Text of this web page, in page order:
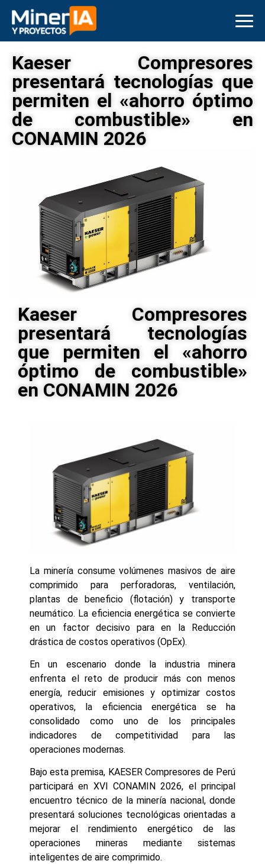
Kaeser Compresores
presentará tecnologías que
permiten el «ahorro óptimo
de combustible» en
CONAMIN 2026
Kaeser Compresores
presentará tecnologías
que permiten el «ahorro
óptimo de combustible»
en CONAMIN 2026
La minería consume volúmenes masivos de aire
comprimido para perforadoras, ventilación,
plantas de beneficio (flotación) y transporte
neumático. La eficiencia energética se convierte
en un factor decisivo para en la Reducción
drástica de costos operativos (OpEx).
En un escenario donde la industria minera
enfrenta el reto de producir más con menos
energía, reducir emisiones y optimizar costos
operativos, la eficiencia energética se ha
consolidado como uno de los principales
indicadores de competitividad para las
operaciones modernas.
Bajo esta premisa, KAESER Compresores de Perú
participará en XVI CONAMIN 2026, el principal
encuentro técnico de la minería nacional, donde
presentará soluciones tecnológicas orientadas a
mejorar el rendimiento energético de las
operaciones mineras mediante sistemas
inteligentes de aire comprimido.